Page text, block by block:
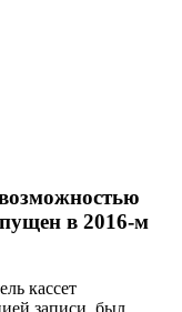
в 2016-м
кассет